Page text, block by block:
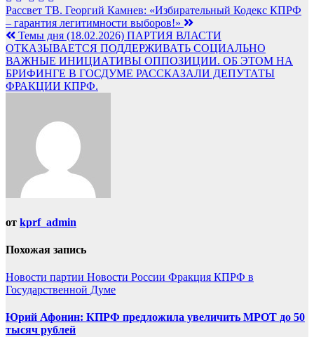
Навигация
по
записям
Рассвет ТВ. Георгий Камнев: «Избирательный Кодекс КПРФ
– гарантия легитимности выборов!»
Темы дня (18.02.2026) ПАРТИЯ ВЛАСТИ
ОТКАЗЫВАЕТСЯ ПОДДЕРЖИВАТЬ СОЦИАЛЬНО
ВАЖНЫЕ ИНИЦИАТИВЫ ОППОЗИЦИИ. ОБ ЭТОМ НА
БРИФИНГЕ В ГОСДУМЕ РАССКАЗАЛИ ДЕПУТАТЫ
ФРАКЦИИ КПРФ.
от kprf_admin
Похожая запись
Новости партии Новости России Фракция КПРФ в
Государственной Думе
Юрий Афонин: КПРФ предложила увеличить МРОТ до 50
тысяч рублей